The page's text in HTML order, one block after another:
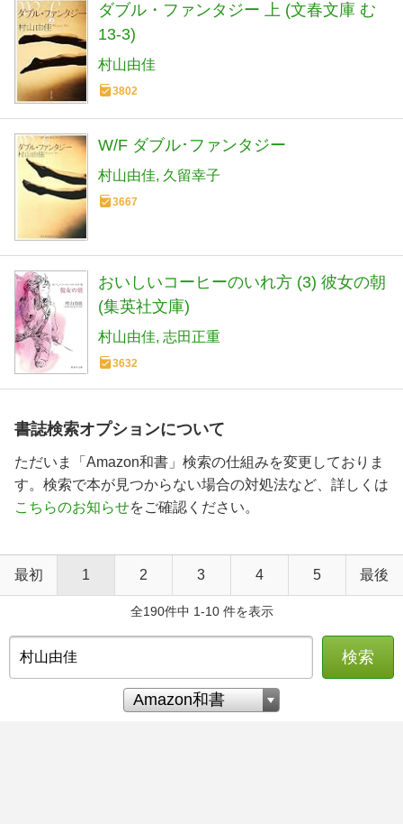
ダブル・ファンタジー 上 (文春文庫 む
13-3)
村山由佳
3802
W/F ダブル･ファンタジー
村山由佳 久留幸子
3667
おいしいコーヒーのいれ方 (3) 彼女の朝
(集英社文庫)
村山由佳 志田正重
3632
書誌検索オプションについて
ただいま「Amazon和書」検索の仕組みを変更しておりま
す。検索で本が見つからない場合の対処法など、詳しくは
こちらのお知らせをご確認ください。
最初 1 2 3 4 5 最後
全190件中 1-10 件を表示
検索